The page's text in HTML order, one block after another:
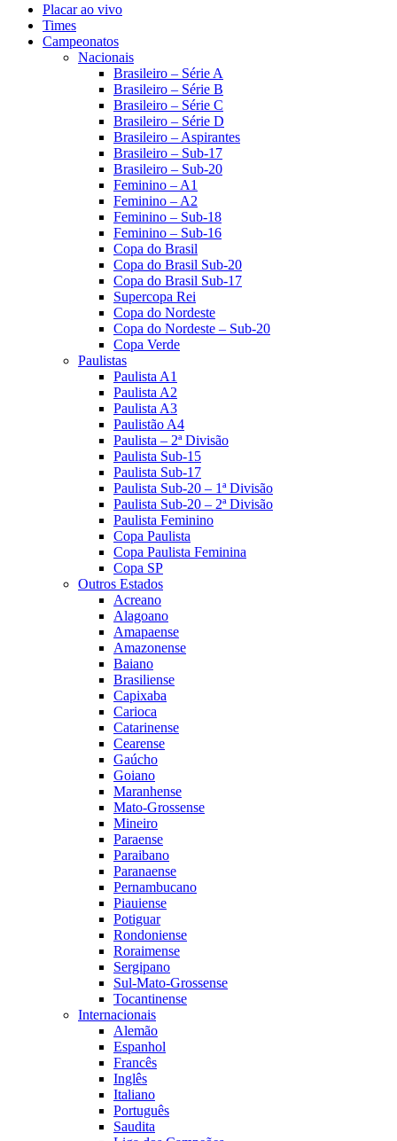
Placar ao vivo
Times
Campeonatos
Nacionais
Brasileiro – Série A
Brasileiro – Série B
Brasileiro – Série C
Brasileiro – Série D
Brasileiro – Aspirantes
Brasileiro – Sub-17
Brasileiro – Sub-20
Feminino – A1
Feminino – A2
Feminino – Sub-18
Feminino – Sub-16
Copa do Brasil
Copa do Brasil Sub-20
Copa do Brasil Sub-17
Supercopa Rei
Copa do Nordeste
Copa do Nordeste – Sub-20
Copa Verde
Paulistas
Paulista A1
Paulista A2
Paulista A3
Paulistão A4
Paulista – 2ª Divisão
Paulista Sub-15
Paulista Sub-17
Paulista Sub-20 – 1ª Divisão
Paulista Sub-20 – 2ª Divisão
Paulista Feminino
Copa Paulista
Copa Paulista Feminina
Copa SP
Outros Estados
Acreano
Alagoano
Amapaense
Amazonense
Baiano
Brasiliense
Capixaba
Carioca
Catarinense
Cearense
Gaúcho
Goiano
Maranhense
Mato-Grossense
Mineiro
Paraense
Paraibano
Paranaense
Pernambucano
Piauiense
Potiguar
Rondoniense
Roraimense
Sergipano
Sul-Mato-Grossense
Tocantinense
Internacionais
Alemão
Espanhol
Francês
Inglês
Italiano
Português
Saudita